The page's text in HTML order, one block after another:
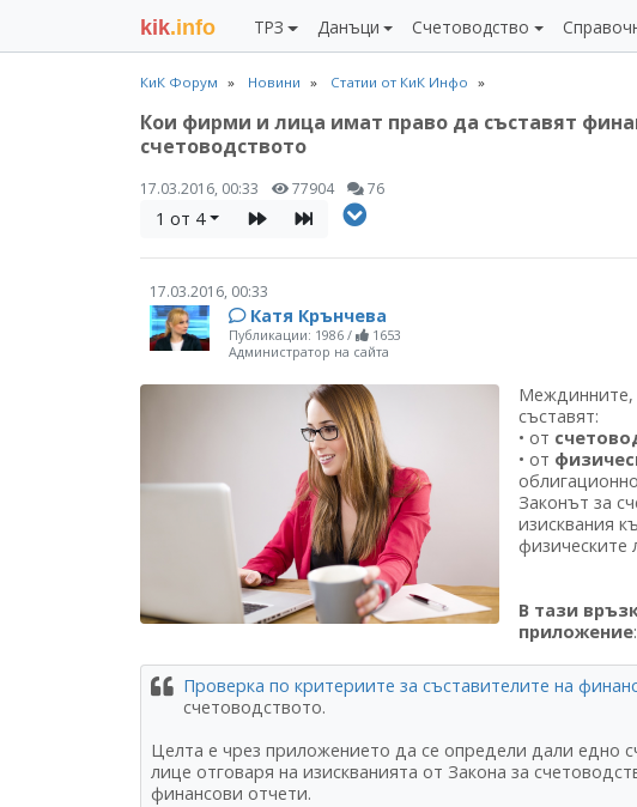
kik.info ТРЗ Данъци Счетоводство
КиК Форум Новини Статии от КиК Инфо
Кои фирми и лица имат право да съставят
счетоводството
17.03.2016, 00:33 77904 76
1 от 4
17.03.2016, 00:33
Катя Крънчева
Публикации: 1986 /
1653
Администратор на сайта
Междинните,
съставят:
• от
• от
Законът за
изисквания
физическите
В тази
приложение:
Проверка по критериите за съставителите на
счетоводството.
Целта е чрез приложението да се определи дали едно
лице отговаря на изискванията от Закона за
финансови отчети.